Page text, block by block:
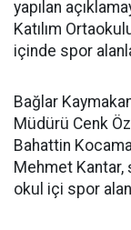
yapılan
Katılım
içinde spor
Bağlar
Müdürü Cenk
Bahattin
Mehmet
okul içi spor